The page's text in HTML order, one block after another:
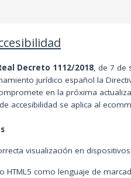
Decreto 1112/2018, de 7 de
jurídico español la
en la próxima
accesibilidad se aplica al
visualización en
HTML5 como lenguaje de